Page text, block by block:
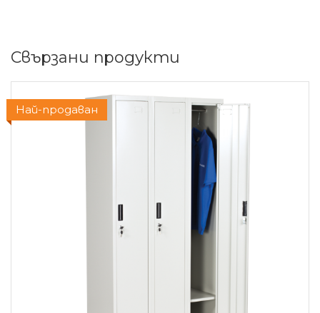
Свързани продукти
Най-продаван